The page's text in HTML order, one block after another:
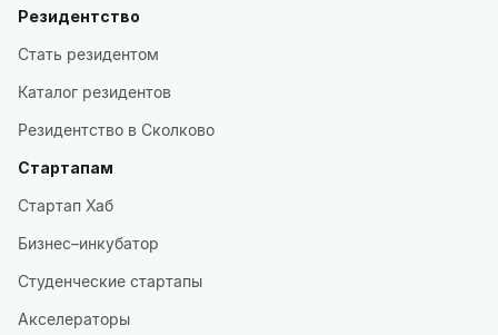
Резидентство
Стать резидентом
Каталог резидентов
Резидентство в Сколково
Стартапам
Стартап Хаб
Бизнес–инкубатор
Студенческие стартапы
Акселераторы